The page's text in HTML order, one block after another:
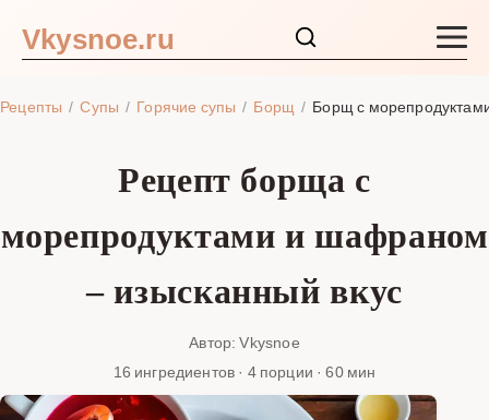
Vkysnoe.ru
Рецепты Супы Горячие супы Борщ Борщ с
Рецепт борща с
морепродуктами и шафраном
– изысканный вкус
Автор: Vkysnoe
16 ингредиентов · 4 порции · 60 мин